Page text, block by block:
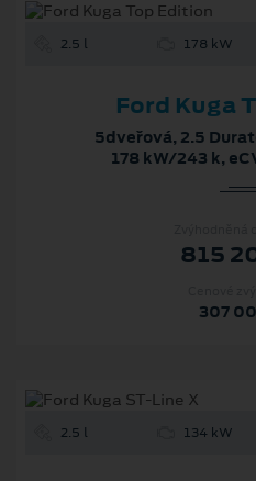
2.5 l 178 kW
Ford Kuga
5dveřová, 2.5
178 kW/243 k,
815
307
2.5 l 134 kW